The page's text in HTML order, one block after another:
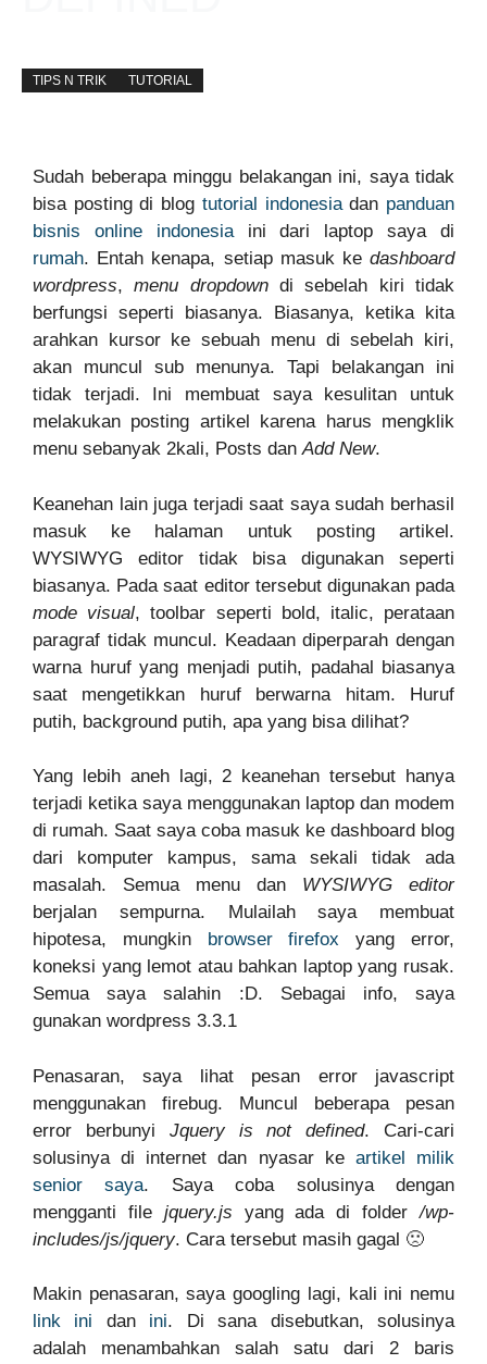
TIPS N TRIK TUTORIAL
Sudah beberapa minggu belakangan ini, saya tidak
bisa posting di blog tutorial indonesiadan panduan
bisnis online indonesiaini dari laptop saya di
rumah. Entah kenapa, setiap masuk ke dashboard
wordpress,menu dropdowndi sebelah kiri tidak
berfungsi seperti biasanya. Biasanya, ketika kita
arahkan kursor ke sebuah menu di sebelah kiri,
akan muncul sub menunya. Tapi belakangan ini
tidak terjadi. Ini membuat saya kesulitan untuk
melakukan posting artikel karena harus mengklik
menu sebanyak 2kali, Posts danAdd New.
Keanehan lain juga terjadi saat saya sudah berhasil
masuk ke halaman untuk posting artikel.
WYSIWYG editor tidak bisa digunakan seperti
biasanya. Pada saat editor tersebut digunakan pada
mode visual, toolbar seperti bold, italic, perataan
paragraf tidak muncul. Keadaan diperparah dengan
warna huruf yang menjadi putih, padahal biasanya
saat mengetikkan huruf berwarna hitam. Huruf
putih, background putih, apa yang bisa dilihat?
Yang lebih aneh lagi, 2 keanehan tersebut hanya
terjadi ketika saya menggunakan laptop dan modem
di rumah. Saat saya coba masuk ke dashboard blog
dari komputer kampus, sama sekali tidak ada
masalah. Semua menu dan WYSIWYG editor
berjalan sempurna. Mulailah saya membuat
hipotesa, mungkin browser firefox yang error,
koneksi yang lemot atau bahkan laptop yang rusak.
Semua saya salahin :D. Sebagai info, saya
gunakan wordpress 3.3.1
Penasaran, saya lihat pesan error javascript
menggunakan firebug. Muncul beberapa pesan
error berbunyi Jquery is not defined. Cari-cari
solusinya di internet dan nyasar ke artikel milik
senior saya. Saya coba solusinya dengan
mengganti file jquery.js yang ada di folder/wp-
includes/js/jquery. Cara tersebut masih gagal 🙁
Makin penasaran, saya googling lagi, kali ini nemu
link ini dan ini. Di sana disebutkan, solusinya
adalah menambahkan salah satu dari 2 baris